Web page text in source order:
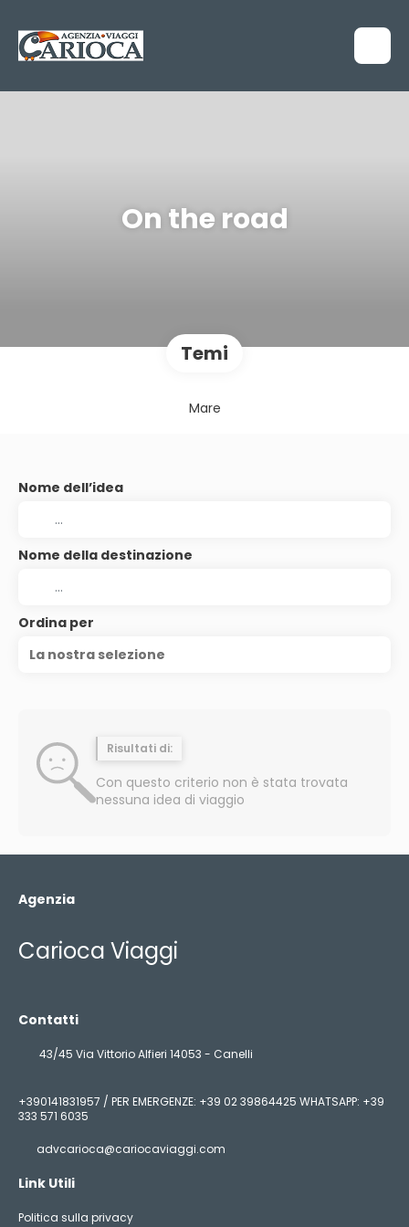
On the road
Temi
Mare
Nome dell’idea
Nome della destinazione
Ordina per
La nostra selezione
Risultati di:
Con questo criterio non è stata trovata
nessuna idea di viaggio
Agenzia
Carioca Viaggi
Contatti
43/45 Via Vittorio Alfieri 14053 - Canelli
+390141831957 / PER EMERGENZE: +39 02 39864425 WHATSAPP: +39
333 571 6035
advcarioca@cariocaviaggi.com
Link Utili
Politica sulla privacy